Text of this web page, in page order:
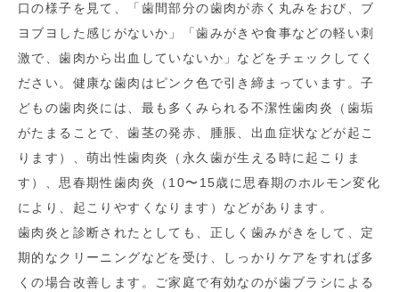
口の様子を見て、「歯間部分の歯肉が赤く丸みをおび、ブ
ヨブヨした感じがないか」「歯みがきや食事などの軽い刺
激で、歯肉から出血していないか」などをチェックしてく
ださい。健康な歯肉はピンク色で引き締まっています。子
どもの歯肉炎には、最も多くみられる不潔性歯肉炎（歯垢
がたまることで、歯茎の発赤、腫脹、出血症状などが起こ
ります）、萌出性歯肉炎（永久歯が生える時に起こりま
す）、思春期性歯肉炎（10〜15歳に思春期のホルモン変化
により、起こりやすくなります）などがあります。
歯肉炎と診断されたとしても、正しく歯みがきをして、定
期的なクリーニングなどを受け、しっかりケアをすれば多
くの場合改善します。ご家庭で有効なのが歯ブラシによる